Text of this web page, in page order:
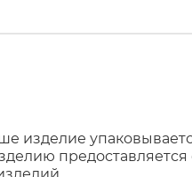
изделие